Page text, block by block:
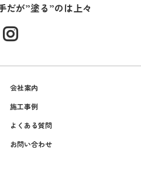
だが”塗る”のは上々
会社案内
施工事例
よくある質問
お問い合わせ